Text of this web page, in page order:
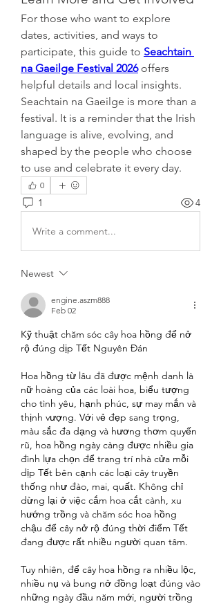
For those who want to explore
dates, activities, and ways to
participate, this guide to Seachtain
na Gaeilge Festival 2026 offers
helpful details and local insights.
Seachtain na Gaeilge is more than a
festival. It is a reminder that the Irish
language is alive, evolving, and
shaped by the people who choose
to use and celebrate it every day.
0
1 4
Write a comment...
Newest
engine.aszm888
Feb 02
Kỹ thuật chăm sóc cây hoa hồng để nở
rộ đúng dịp Tết Nguyên Đán
Hoa hồng từ lâu đã được mệnh danh là
nữ hoàng của các loài hoa, biểu tượng
cho tình yêu, hạnh phúc, sự may mắn và
thịnh vượng. Với vẻ đẹp sang trọng,
màu sắc đa dạng và hương thơm quyến
rũ, hoa hồng ngày càng được nhiều gia
đình lựa chọn để trang trí nhà cửa mỗi
dịp Tết bên cạnh các loại cây truyền
thống như đào, mai, quất. Không chỉ
dừng lại ở việc cắm hoa cắt cành, xu
hướng trồng và chăm sóc hoa hồng
chậu để cây nở rộ đúng thời điểm Tết
đang được rất nhiều người quan tâm.
Tuy nhiên, để cây hoa hồng ra nhiều lộc,
nhiều nụ và bung nở đồng loạt đúng vào
những ngày đầu năm mới, người trồng